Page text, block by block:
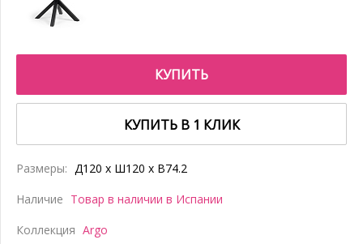
КУПИТЬ
КУПИТЬ В 1 КЛИК
Размеры: Д120 x Ш120 x В74.2
Наличие Товар в наличии в Испании
Коллекция Argo